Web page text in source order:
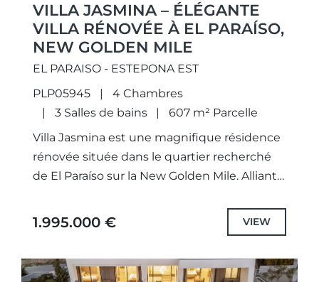
VILLA JASMINA – ÉLÉGANTE
VILLA RÉNOVÉE À EL PARAÍSO,
NEW GOLDEN MILE
EL PARAISO - ESTEPONA EST
PLP05945
4 Chambres
3 Salles de bains
607 m² Parcelle
Villa Jasmina est une magnifique résidence
rénovée située dans le quartier recherché
de El Paraíso sur la New Golden Mile. Alliant
méditerranéen, cette élégante villa...
1.995.000 € VIEW